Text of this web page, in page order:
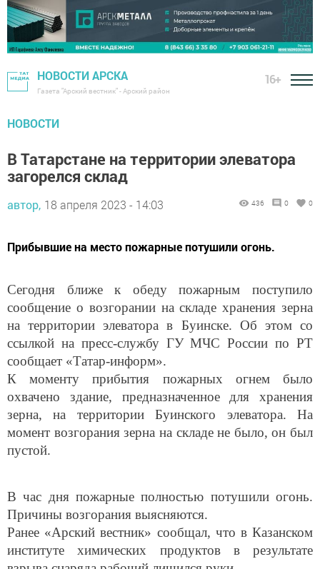
НОВОСТИ АРСКА
Газета "Арский вестник" - Арский район
16+
НОВОСТИ
В Татарстане на территории элеватора
загорелся склад
автор, 18 апреля 2023 - 14:03 436 0 0
Прибывшие на место пожарные потушили огонь.
Сегодня ближе к обеду пожарным поступило
сообщение о возгорании на складе хранения зерна
на территории элеватора в Буинске. Об этом со
ссылкой на пресс-службу ГУ МЧС России по РТ
сообщает «Татар-информ».
К моменту прибытия пожарных огнем было
охвачено здание, предназначенное для хранения
зерна, на территории Буинского элеватора. На
момент возгорания зерна на складе не было, он был
пустой.
В час дня пожарные полностью потушили огонь.
Причины возгорания выясняются.
Ранее «Арский вестник» сообщал, что в Казанском
институте химических продуктов в результате